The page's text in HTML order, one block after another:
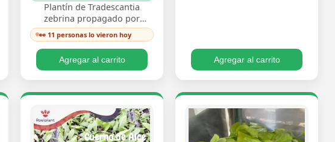
Plantín de Tradescantia
zebrina propagado por
esqueje enraizado, con ese
llamativo follaje bicolor de
tonos morado y pl…
👀 11 personas lo vieron hoy
Agregar al carrito Agregar al carrito